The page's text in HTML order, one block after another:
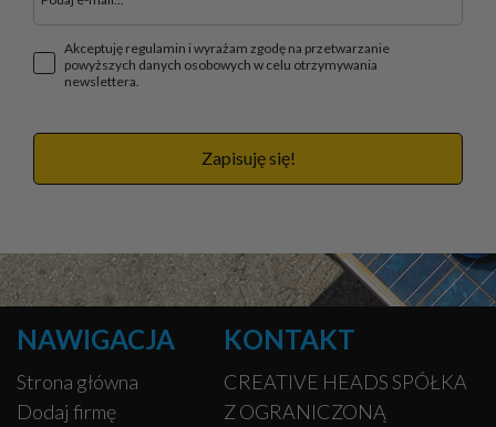
Akceptuję regulamin i wyrażam zgodę na przetwarzanie
powyższych danych osobowych w celu otrzymywania
newslettera.
Zapisuję się!
NAWIGACJA
Strona główna
Dodaj firmę
KONTAKT
CREATIVE HEADS SPÓŁKA
Z OGRANICZONĄ